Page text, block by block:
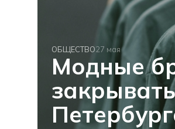
ОБЩЕСТВО27 мая
Модные